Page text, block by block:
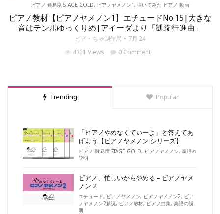
ピアノ 難易度 STAGE GOLD, ピアノヤメノン1 , 弾いてみた ピアノ 動画
ピアノ教材【ピアノヤメノン1】エチュードNo.15|大きな
音はテンポゆっくりめ|アイーダより「凱旋行進曲」
ピア・ちゃ制作局
7月 24
4331 Views
0 Comment
Trending Popular
「ピアノやめなくていーよ」と答えてあ
げよう【ピアノヤメノン シリーズ】
ピアノ 難易度 STAGE GOLD, ピアノヤメノン, 楽譜の
説明
ピアノ、忙しいからやめる – ピアノヤメ
ノン 2
エチュード, ピアノヤメノン, ピアノヤメノン2, ピア
ノヤメノン2解説, ピアノ教材, ピアノ曲集, 楽譜の説
明